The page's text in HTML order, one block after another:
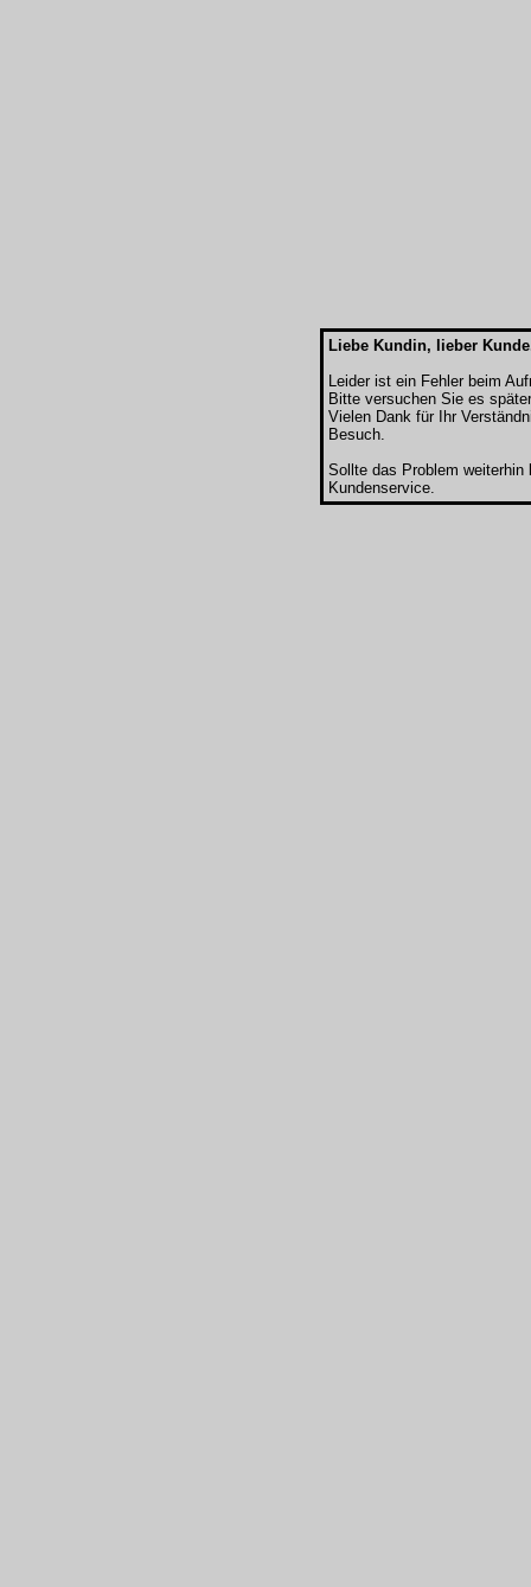
Liebe Kundin, lieber
Leider ist ein Fehler beim
Bitte versuchen Sie es
Vielen Dank für Ihr
Besuch.
Sollte das Problem
Kundenservice.